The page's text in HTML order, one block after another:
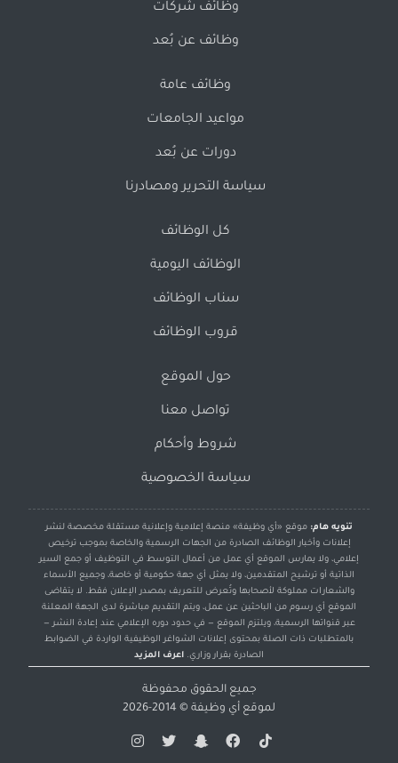
وظائف شركات
وظائف عن بُعد
وظائف عامة
مواعيد الجامعات
دورات عن بُعد
سياسة التحرير ومصادرنا
كل الوظائف
الوظائف اليومية
سناب الوظائف
قروب الوظائف
حول الموقع
تواصل معنا
شروط وأحكام
سياسة الخصوصية
تنويه هام: موقع «أي وظيفة» منصة إعلامية وإعلانية مستقلة مخصصة لنشر
إعلانات وأخبار الوظائف الصادرة من الجهات الرسمية والخاصة بموجب ترخيص
إعلامي، ولا يمارس الموقع أي عمل من أعمال التوسط في التوظيف أو جمع السير
الذاتية أو ترشيح المتقدمين، ولا يمثل أي جهة حكومية أو خاصة، وجميع الأسماء
والشعارات مملوكة لأصحابها وتُعرض للتعريف بمصدر الإعلان فقط. لا يتقاضى
الموقع أي رسوم من الباحثين عن عمل، ويتم التقديم مباشرة لدى الجهة المعلنة
عبر قنواتها الرسمية، ويلتزم الموقع — في حدود دوره الإعلامي عند إعادة النشر —
بالمتطلبات ذات الصلة بمحتوى إعلانات الشواغر الوظيفية الواردة في الضوابط
الصادرة بقرار وزاري. اعرف المزيد
جميع الحقوق محفوظة
لموقع أي وظيفة © 2014-2026